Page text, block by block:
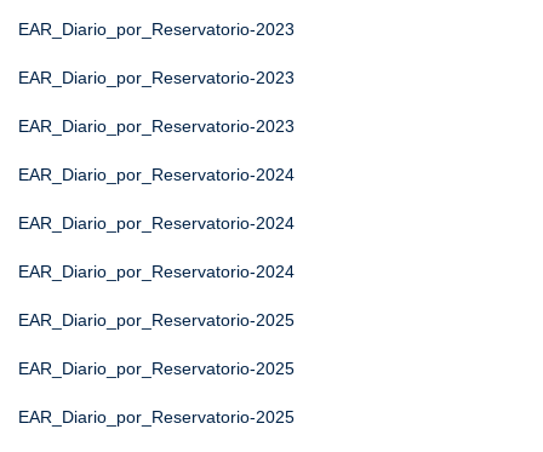
EAR_Diario_por_Reservatorio-2023
EAR_Diario_por_Reservatorio-2023
EAR_Diario_por_Reservatorio-2023
EAR_Diario_por_Reservatorio-2024
EAR_Diario_por_Reservatorio-2024
EAR_Diario_por_Reservatorio-2024
EAR_Diario_por_Reservatorio-2025
EAR_Diario_por_Reservatorio-2025
EAR_Diario_por_Reservatorio-2025